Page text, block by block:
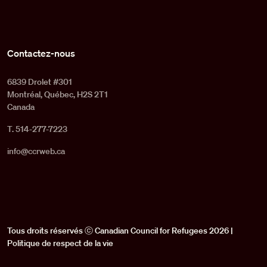
Contactez-nous
6839 Drolet #301
Montréal, Québec, H2S 2T1
Canada
T. 514-277-7223
info@ccrweb.ca
Tous droits réservés ⓒ Canadian Council for Refugees 2026 |
Politique de respect de la vie